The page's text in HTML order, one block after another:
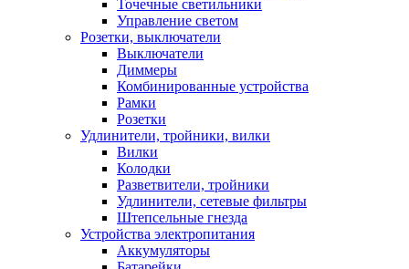
Точечные светильники
Управление светом
Розетки, выключатели
Выключатели
Диммеры
Комбинированные устройства
Рамки
Розетки
Удлинители, тройники, вилки
Вилки
Колодки
Разветвители, тройники
Удлинители, сетевые фильтры
Штепсельные гнезда
Устройства электропитания
Аккумуляторы